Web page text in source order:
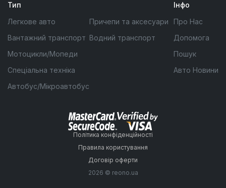
Тип
Легкове авто
Вантажний транспорт
Мотоцикли/Мопеди
Спеціальна техніка
Автобус/Мікроавтобус
Причепи та аксесуари
Водний транспорт
Інфо
Про Нас
Допомога
Пошук
Авто Новини
Політика конфіденційності
Правила користування
Договір оферти
2026 © reono.ua